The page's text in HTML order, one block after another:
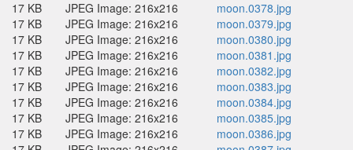
17 KB
JPEG Image: 216x216
moon.0378.jpg
17 KB
JPEG Image: 216x216
moon.0379.jpg
17 KB
JPEG Image: 216x216
moon.0380.jpg
17 KB
JPEG Image: 216x216
moon.0381.jpg
17 KB
JPEG Image: 216x216
moon.0382.jpg
17 KB
JPEG Image: 216x216
moon.0383.jpg
17 KB
JPEG Image: 216x216
moon.0384.jpg
17 KB
JPEG Image: 216x216
moon.0385.jpg
17 KB
JPEG Image: 216x216
moon.0386.jpg